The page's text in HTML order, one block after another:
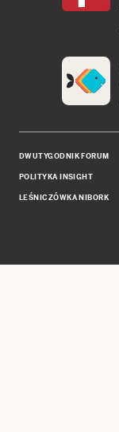
DWUTYGODNIK FORUM
POLITYKA INSIGHT
LEŚNICZÓWKA NIBORK